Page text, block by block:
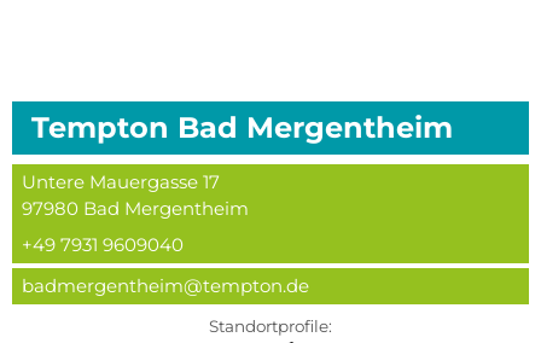
Tempton Bad Mergentheim
Untere Mauergasse 17
97980 Bad Mergentheim
+49 7931 9609040
badmergentheim@tempton.de
Standortprofile: